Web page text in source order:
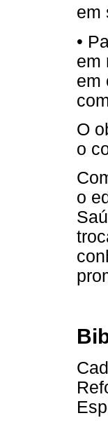
em
•
em
em
O
o
o